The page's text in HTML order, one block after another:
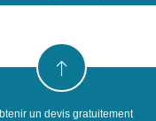
un devis gratuitement